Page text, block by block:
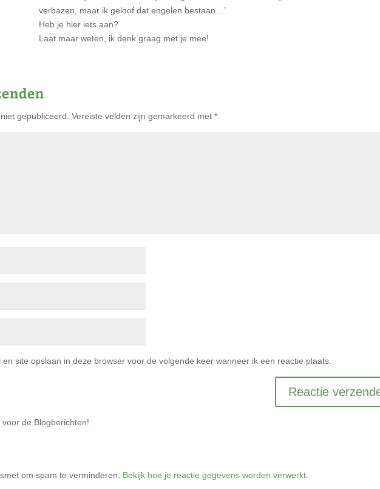
verbazen, maar ik geloof dat engelen bestaan…’
Heb je hier iets aan?
Laat maar weten, ik denk graag met je mee!
gepubliceerd. Vereiste velden zijn gemarkeerd met*
site opslaan in deze browser voor de volgende keer wanneer ik een reactie plaats.
de Blogberichten!
om spam te verminderen. Bekijk hoe je reactie gegevens worden verwerkt